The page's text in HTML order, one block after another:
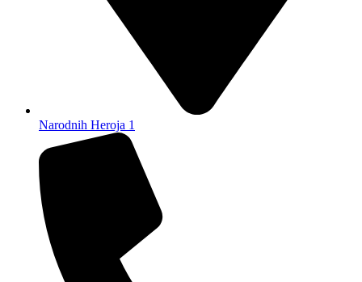
Narodnih Heroja 1